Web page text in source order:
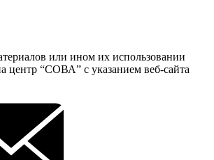
или ином их использовании
центр “СОВА” с указанием веб-сайта